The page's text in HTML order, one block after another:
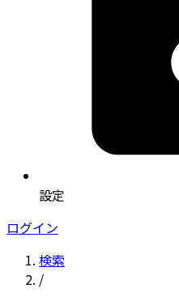
設定
ログイン
検索
/